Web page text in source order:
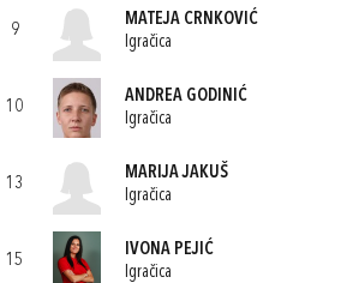
9
MATEJA CRNKOVIĆ
Igračica
10
ANDREA GODINIĆ
Igračica
13
MARIJA JAKUŠ
Igračica
15
IVONA PEJIĆ
Igračica